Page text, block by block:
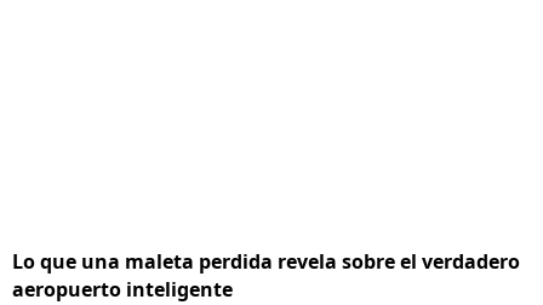
Lo que una maleta perdida revela sobre el verdadero
aeropuerto inteligente